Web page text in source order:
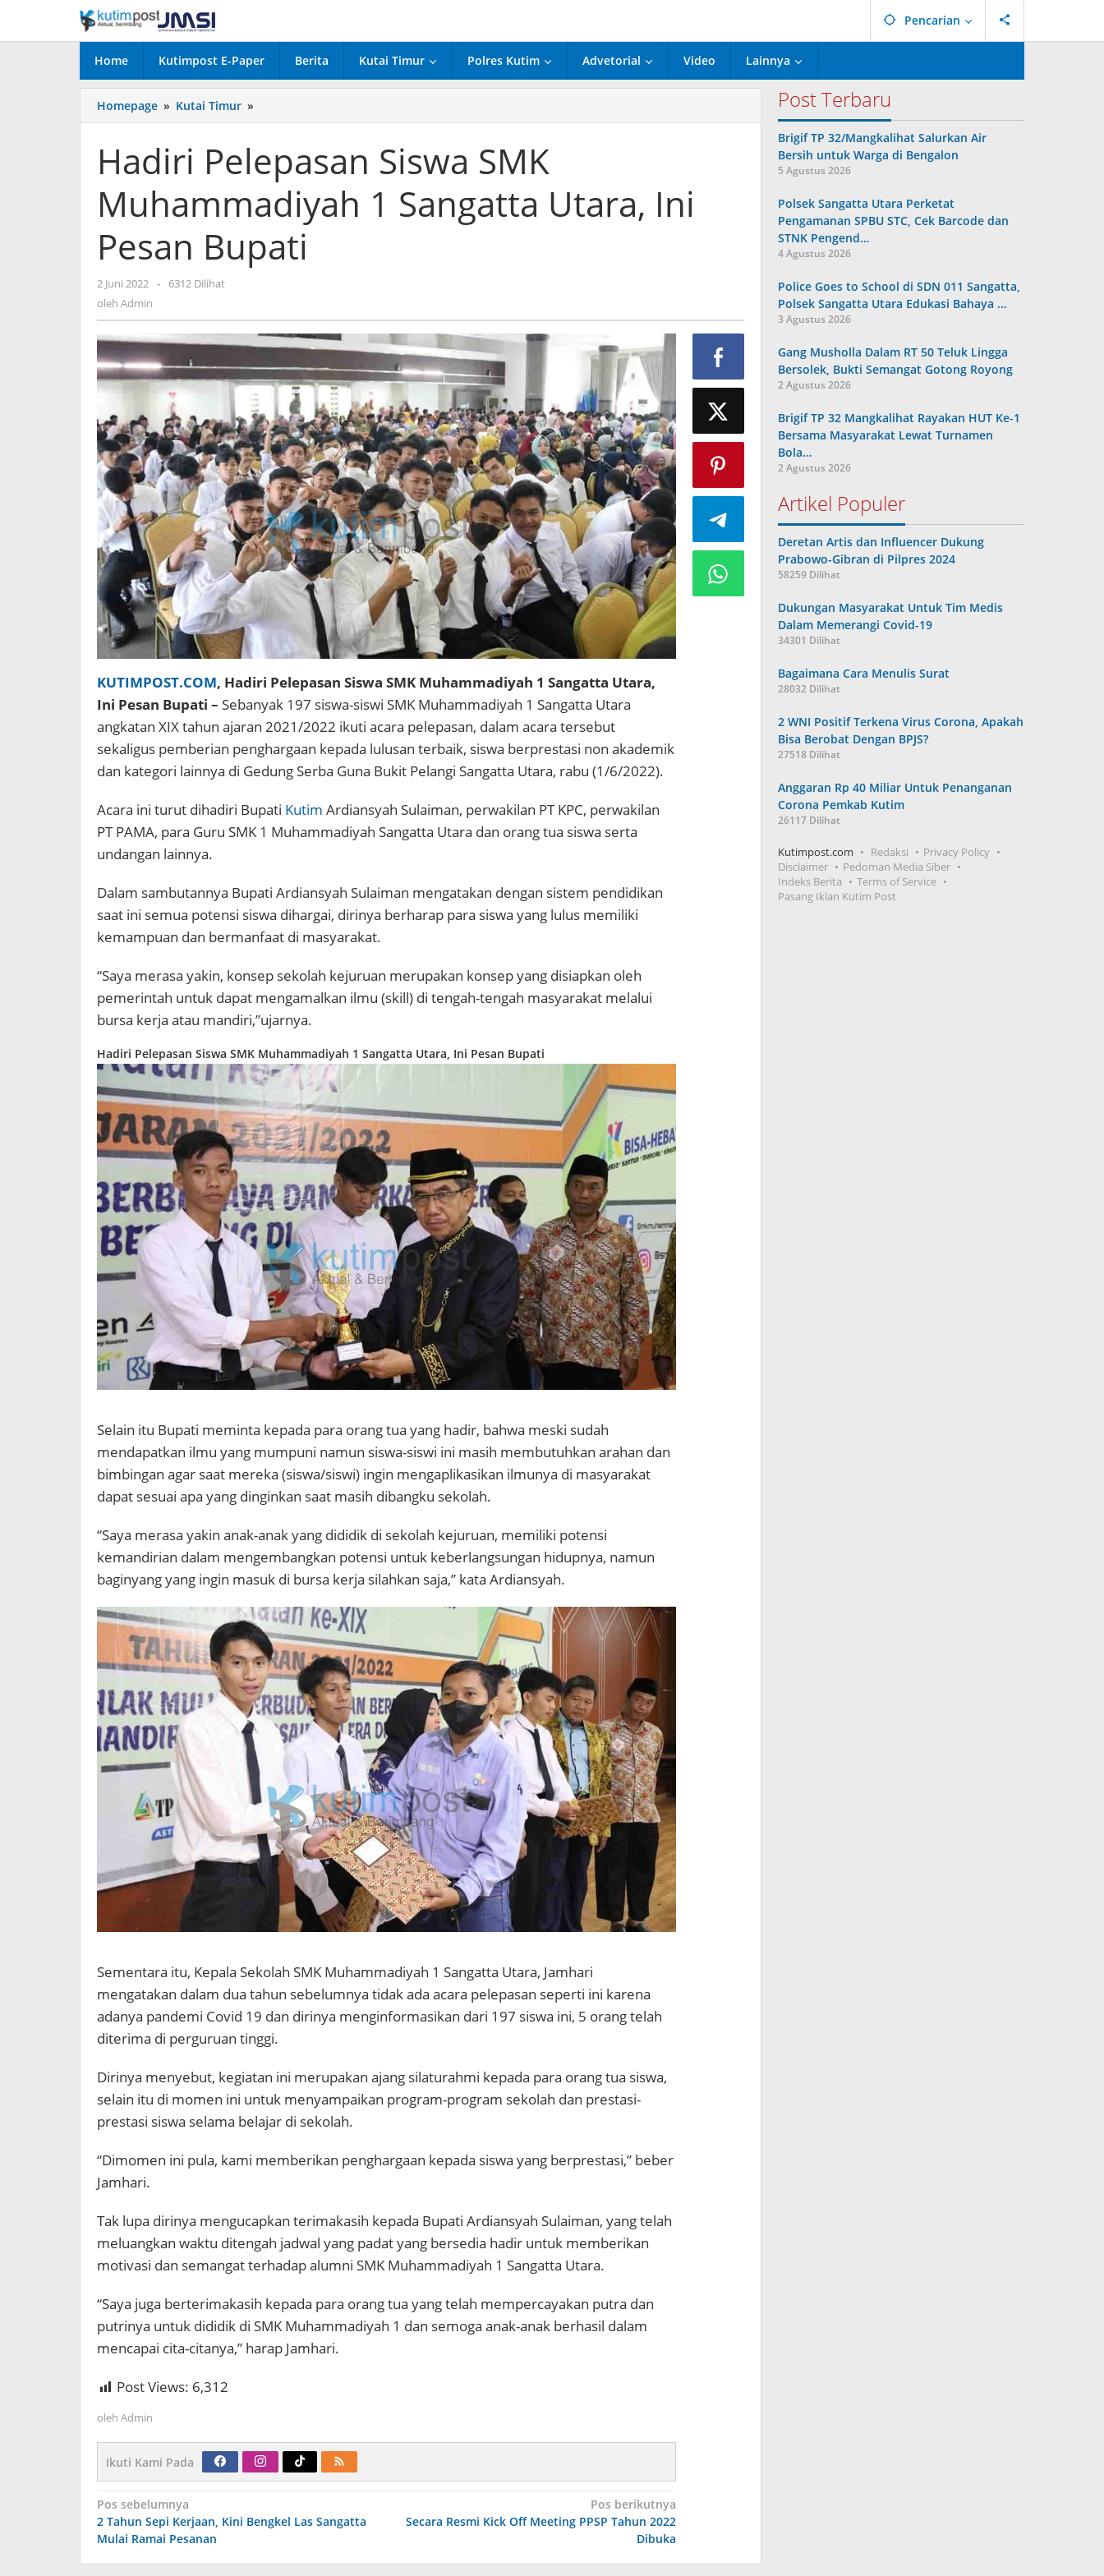
konten
Pencarian
Home Kutimpost E-Paper Berita Kutai Timur Polres Kutim Advetorial Video Lainnya
Homepage » Kutai Timur »
Pelepasan
SMK
Muhammadiyah
Sangatta
Ini
Pesan
Hadiri Pelepasan Siswa SMK
Muhammadiyah 1 Sangatta Utara, Ini
Pesan Bupati
2 Juni 2022 oleh
-
6312 Dilihat
oleh Admin
KUTIMPOST.COM, Hadiri Pelepasan Siswa SMK Muhammadiyah 1 Sangatta Utara,
Ini Pesan Bupati – Sebanyak 197 siswa-siswi SMK Muhammadiyah 1 Sangatta Utara
angkatan XIX tahun ajaran 2021/2022 ikuti acara pelepasan, dalam acara tersebut
sekaligus pemberian penghargaan kepada lulusan terbaik, siswa berprestasi non akademik
dan kategori lainnya di Gedung Serba Guna Bukit Pelangi Sangatta Utara, rabu (1/6/2022).
Acara ini turut dihadiri Bupati Kutim Ardiansyah Sulaiman, perwakilan PT KPC, perwakilan
PT PAMA, para Guru SMK 1 Muhammadiyah Sangatta Utara dan orang tua siswa serta
undangan lainnya.
Dalam sambutannya Bupati Ardiansyah Sulaiman mengatakan dengan sistem pendidikan
saat ini semua potensi siswa dihargai, dirinya berharap para siswa yang lulus memiliki
kemampuan dan bermanfaat di masyarakat.
“Saya merasa yakin, konsep sekolah kejuruan merupakan konsep yang disiapkan oleh
pemerintah untuk dapat mengamalkan ilmu (skill) di tengah-tengah masyarakat melalui
bursa kerja atau mandiri,”ujarnya.
Hadiri Pelepasan Siswa SMK Muhammadiyah 1 Sangatta Utara, Ini Pesan Bupati
Selain itu Bupati meminta kepada para orang tua yang hadir, bahwa meski sudah
mendapatkan ilmu yang mumpuni namun siswa-siswi ini masih membutuhkan arahan dan
bimbingan agar saat mereka (siswa/siswi) ingin mengaplikasikan ilmunya di masyarakat
dapat sesuai apa yang dinginkan saat masih dibangku sekolah.
“Saya merasa yakin anak-anak yang dididik di sekolah kejuruan, memiliki potensi
kemandirian dalam mengembangkan potensi untuk keberlangsungan hidupnya, namun
baginyang yang ingin masuk di bursa kerja silahkan saja,” kata Ardiansyah.
Sementara itu, Kepala Sekolah SMK Muhammadiyah 1 Sangatta Utara, Jamhari
mengatakan dalam dua tahun sebelumnya tidak ada acara pelepasan seperti ini karena
adanya pandemi Covid 19 dan dirinya menginformasikan dari 197 siswa ini, 5 orang telah
diterima di perguruan tinggi.
Dirinya menyebut, kegiatan ini merupakan ajang silaturahmi kepada para orang tua siswa,
selain itu di momen ini untuk menyampaikan program-program sekolah dan prestasi-
prestasi siswa selama belajar di sekolah.
“Dimomen ini pula, kami memberikan penghargaan kepada siswa yang berprestasi,” beber
Jamhari.
Tak lupa dirinya mengucapkan terimakasih kepada Bupati Ardiansyah Sulaiman, yang telah
meluangkan waktu ditengah jadwal yang padat yang bersedia hadir untuk memberikan
motivasi dan semangat terhadap alumni SMK Muhammadiyah 1 Sangatta Utara.
“Saya juga berterimakasih kepada para orang tua yang telah mempercayakan putra dan
putrinya untuk dididik di SMK Muhammadiyah 1 dan semoga anak-anak berhasil dalam
mencapai cita-citanya,” harap Jamhari.
Post Views: 6,312
oleh Admin
Ikuti Kami Pada
Navigasi
pos
Pos sebelumnya
2 Tahun Sepi Kerjaan, Kini Bengkel Las Sangatta
Mulai Ramai Pesanan
Pos berikutnya
Secara Resmi Kick Off Meeting PPSP Tahun 2022
Dibuka
Post Terbaru
Brigif TP 32/Mangkalihat Salurkan Air
Bersih untuk Warga di Bengalon
5 Agustus 2026
Polsek Sangatta Utara Perketat
Pengamanan SPBU STC, Cek Barcode dan
STNK Pengend…
4 Agustus 2026
Police Goes to School di SDN 011 Sangatta,
Polsek Sangatta Utara Edukasi Bahaya …
3 Agustus 2026
Gang Musholla Dalam RT 50 Teluk Lingga
Bersolek, Bukti Semangat Gotong Royong
2 Agustus 2026
Brigif TP 32 Mangkalihat Rayakan HUT Ke-1
Bersama Masyarakat Lewat Turnamen
Bola…
2 Agustus 2026
Artikel Populer
Deretan Artis dan Influencer Dukung
Prabowo-Gibran di Pilpres 2024
58259 Dilihat
Dukungan Masyarakat Untuk Tim Medis
Dalam Memerangi Covid-19
34301 Dilihat
Bagaimana Cara Menulis Surat
28032 Dilihat
2 WNI Positif Terkena Virus Corona, Apakah
Bisa Berobat Dengan BPJS?
27518 Dilihat
Anggaran Rp 40 Miliar Untuk Penanganan
Corona Pemkab Kutim
26117 Dilihat
Kutimpost.com Redaksi
Privacy Policy
Disclaimer
Pedoman Media Siber
Indeks Berita
Terms of Service
Pasang Iklan Kutim Post